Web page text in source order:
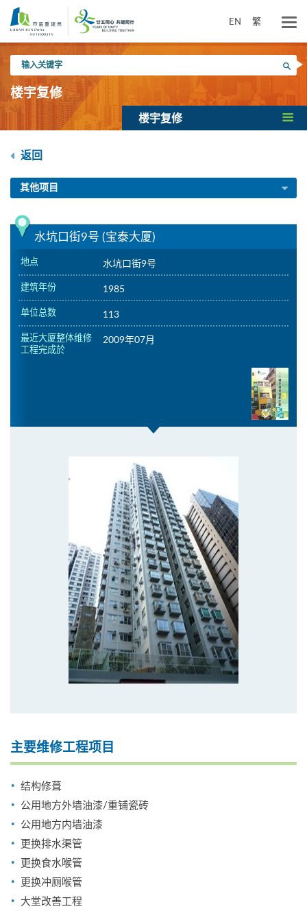
内
EN 繁
入
关
键
搜寻
楼宇复修
楼宇复修
返回
其他项目
水坑口街9号 (宝泰大厦)
地点 水坑口街9号
建筑年份 1985
单位总数 113
最近大厦整体维修
工程完成於
2009年07月
主要维修工程项目
结构修葺
公用地方外墙油漆/重铺瓷砖
公用地方内墙油漆
更换排水渠管
更换食水喉管
更换冲厕喉管
大堂改善工程